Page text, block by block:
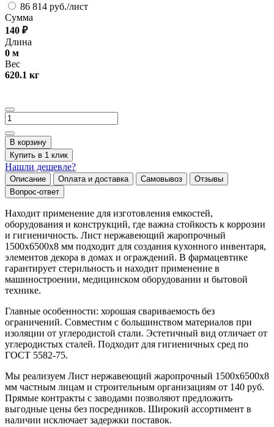
86 814 руб./лист
Сумма
140 ₽
Длина
0 м
Вес
620.1 кг
В корзину
Купить в 1 клик
Нашли дешевле?
Описание Оплата и доставка Самовывоз
Отзывы
Вопрос-ответ
Находит применение для изготовления емкостей,
оборудования и конструкций, где важна стойкость к коррозии
и гигиеничность. Лист нержавеющий жаропрочный
1500х6500х8 мм подходит для создания кухонного инвентаря,
элементов декора в домах и ограждений. В фармацевтике
гарантирует стерильность и находит применение в
машиностроении, медицинском оборудовании и бытовой
технике.
Главные особенности: хорошая свариваемость без
ограничений. Совместим с большинством материалов при
изоляции от углеродистой стали. Эстетичный вид отличает от
углеродистых сталей. Подходит для гигиеничных сред по
ГОСТ 5582-75.
Мы реализуем Лист нержавеющий жаропрочный 1500х6500х8
мм частным лицам и строительным организациям от 140 руб.
Прямые контракты с заводами позволяют предложить
выгодные цены без посредников. Широкий ассортимент в
наличии исключает задержки поставок.